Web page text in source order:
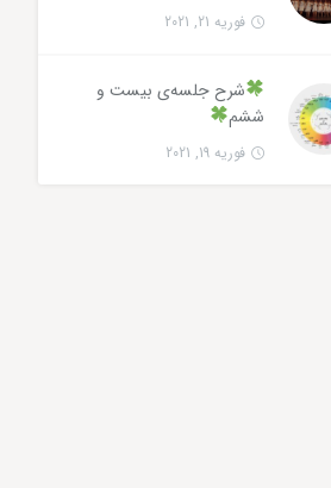
فوریه 21, 2021
شرح جلسه‌ی بیست و
ششم
فوریه 19, 2021